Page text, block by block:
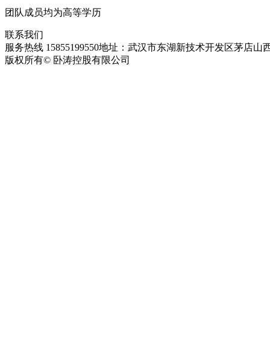
团队成员均为高等学历
联系我们
服务热线 15855199550地址：武汉市东湖新技术开发区茅店山
版权所有© 卧涛控股有限公司